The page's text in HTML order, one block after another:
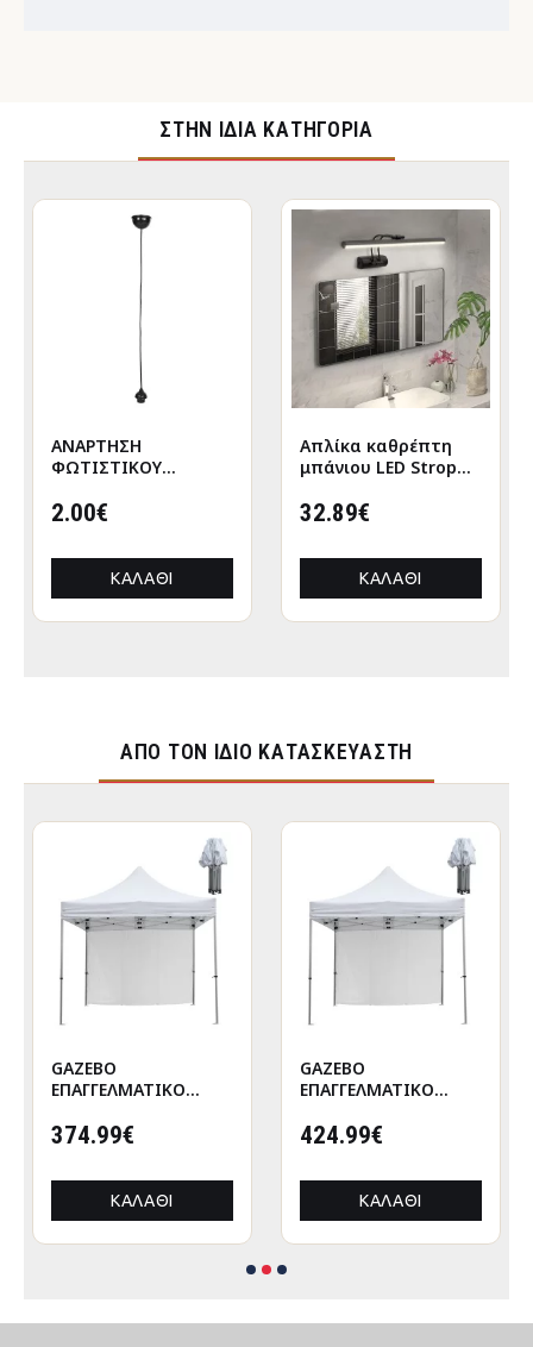
ΣΤΉΝ ΊΔΙΑ ΚΑΤΗΓΟΡΊΑ
ΑΝΑΡΤΗΣΗ
ΦΩΤΙΣΤΙΚΟΥ
ΜΕ ΝΤΟΥΙ ΡΟΔΕΛΑΣ-
2.00€
ΚΑΛΆΘΙ
Απλίκα καθρέπτη
μπάνιου LED Strop
μαύρο 35εκ.
32.89€
ΚΑΛΆΘΙ
ΑΠΌ ΤΟΝ ΊΔΙΟ ΚΑΤΑΣΚΕΥΑΣΤΉ
GAZEBO
ΕΠΑΓΓΕΛΜΑΤΙΚΟ
CRESSEN HM21097
ΑΛΟΥΜΙΝΙΟΥ
3x3x3,4Yμ
374.99€
ΚΑΛΆΘΙ
GAZEBO
ΕΠΑΓΓΕΛΜΑΤΙΚΟ
CRESSEN HM21097.01
ΑΛΟΥΜΙΝΙΟΥ
3x3x3,4Yεκ
424.99€
ΚΑΛΆΘΙ